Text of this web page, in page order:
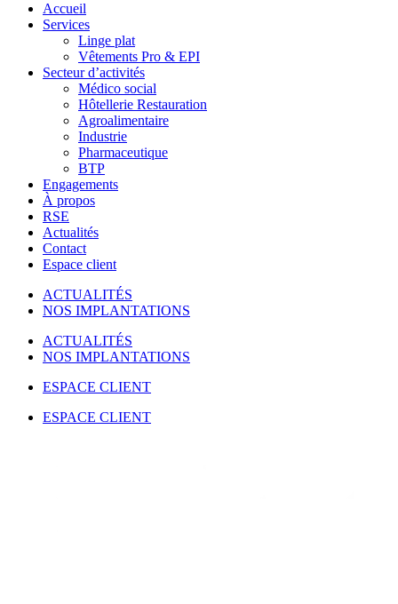
Accueil
Services
Linge plat
Vêtements Pro & EPI
Secteur d’activités
Médico social
Hôtellerie Restauration
Agroalimentaire
Industrie
Pharmaceutique
BTP
Engagements
À propos
RSE
Actualités
Contact
Espace client
ACTUALITÉS
NOS IMPLANTATIONS
ACTUALITÉS
NOS IMPLANTATIONS
ESPACE CLIENT
ESPACE CLIENT